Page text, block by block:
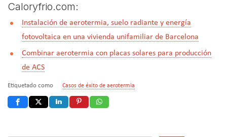
Caloryfrio.com:
Instalación de aerotermia, suelo radiante y energía
fotovoltaica en una vivienda unifamiliar de Barcelona
Combinar aerotermia con placas solares para producción
de ACS
Etiquetado como Casos de éxito de aerotermia